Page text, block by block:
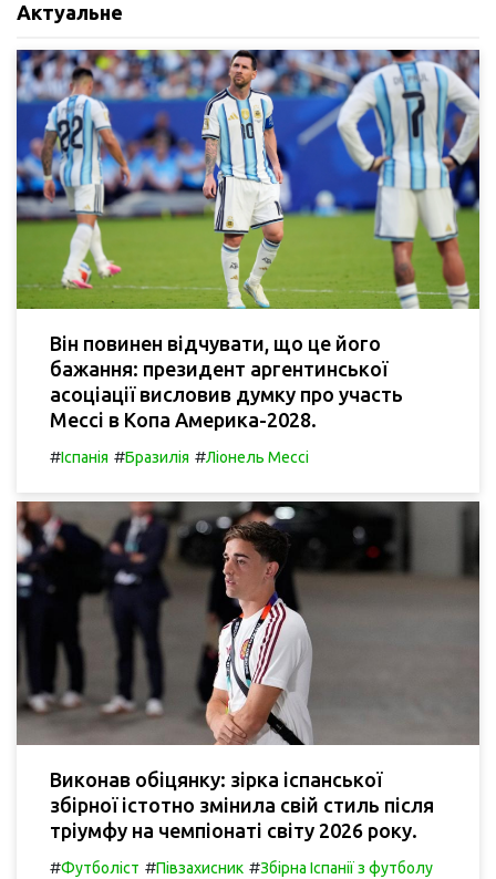
Актуальне
Він повинен відчувати, що це його
бажання: президент аргентинської
асоціації висловив думку про участь
Мессі в Копа Америка-2028.
#Іспанія #Бразилія #Ліонель Мессі
Виконав обіцянку: зірка іспанської
збірної істотно змінила свій стиль після
тріумфу на чемпіонаті світу 2026 року.
#Футболіст #Півзахисник #Збірна Іспанії з футболу